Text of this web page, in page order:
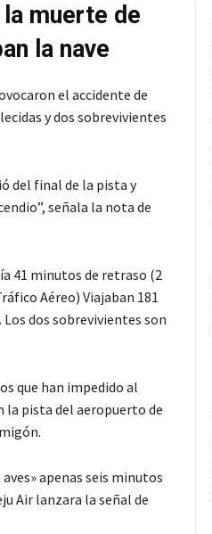
muerte de
la nave
el accidente de
y dos sobrevivientes
del final de la pista y
señala la nota de
41 minutos de retraso (2
Aéreo) Viajaban 181
dos sobrevivientes son
que han impedido al
pista del aeropuerto de
apenas seis minutos
Air lanzara la señal de